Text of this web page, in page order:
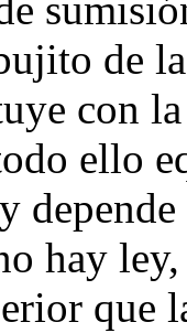
de
con
ello
hay
que